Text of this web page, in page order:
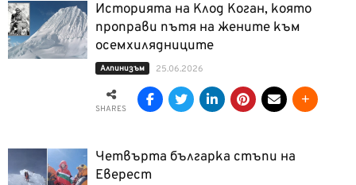
Историята на Клод Коган, която
проправи пътя на жените към
осемхилядниците
Алпинизъм 25.06.2026
SHARES
Четвърта българка стъпи на
Еверест